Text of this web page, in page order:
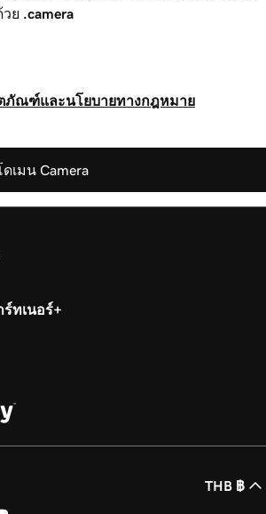
ย .camera
ภัณฑ์และนโยบายทางกฎหมาย
ดเมน Camera
ทเนอร์
THB ฿